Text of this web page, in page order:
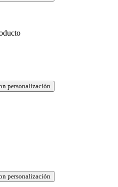
personalización
personalización